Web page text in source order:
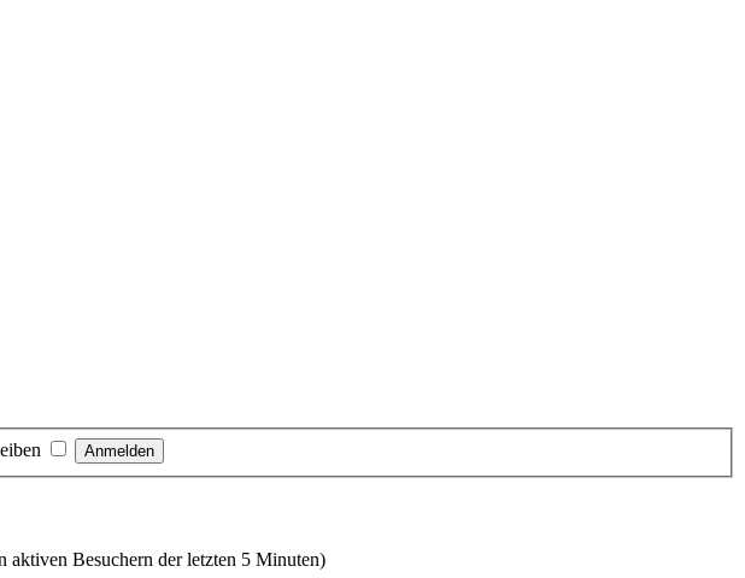
aktiven Besuchern der letzten 5 Minuten)